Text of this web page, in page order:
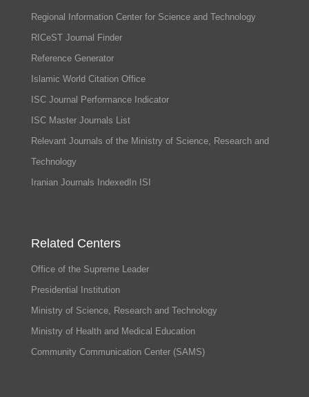
Regional Information Center for Science and Technology
RICeST Journal Finder
Reference Generator
Islamic World Citation Office
ISC Journal Performance Indicator
ISC Master Journals List
Relevant Journals of the Ministry of Science, Research and
Technology
Iranian Journals IndexedIn ISI
Related Centers
Office of the Supreme Leader
Presidential Institution
Ministry of Science, Research and Technology
Ministry of Health and Medical Education
Community Communication Center (SAMS)